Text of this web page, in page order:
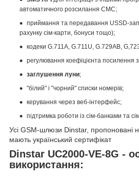
автоматичного розсилання СМС;
приймання та передавання USSD-
рахунку сім-карти, бонуси тощо);
кодеки G.711A, G.711U, G.729AB,
регулювання коефіцієнта посилення
заглушення луни;
"білий" і "чорний" списки номерів;
керування через веб-інтерфейс;
підтримка роботи із сім-банками та
Усі GSM-шлюзи Dinstar, пропоновані
мають український сертифікат
Dinstar UC2000-VE-8G -
використання: